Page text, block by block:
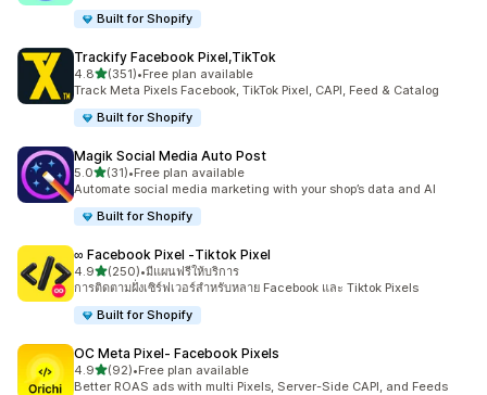
Built for Shopify
Trackify Facebook Pixel,TikTok
4.8เต็ม 5 ดาว
(351)
ทั้งหมด 351 รีวิว
•Free plan available
Track Meta Pixels Facebook, TikTok Pixel, CAPI, Feed & Catalog
Built for Shopify
Magik Social Media Auto Post
5.0เต็ม 5 ดาว
(31)
ทั้งหมด 31 รีวิว
•Free plan available
Automate social media marketing with your shop’s data and AI
Built for Shopify
∞ Facebook Pixel ‑Tiktok Pixel
4.9เต็ม 5 ดาว
(250)
ทั้งหมด 250 รีวิว
•มีแผนฟรีให้บริการ
การติดตามฝั่งเซิร์ฟเวอร์สำหรับหลาย Facebook และ Tiktok Pixels
Built for Shopify
OC Meta Pixel‑ Facebook Pixels
4.9เต็ม 5 ดาว
(92)
ทั้งหมด 92 รีวิว
•Free plan available
Better ROAS ads with multi Pixels, Server-Side CAPI, and Feeds